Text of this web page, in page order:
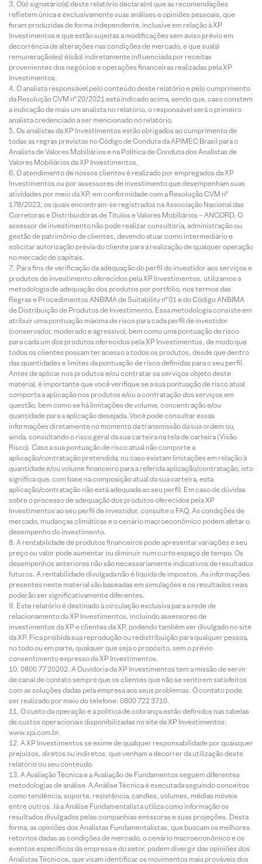
O(s) signatário(s) deste relatório declara(m) que as recomendações
refletem única e exclusivamente suas análises e opiniões pessoais, que
foram produzidas de forma independente, inclusive em relação à XP
Investimentos e que estão sujeitas a modificações sem aviso prévio em
decorrência de alterações nas condições de mercado, e que sua(s)
remuneração(es) é(são) indiretamente influenciada por receitas
provenientes dos negócios e operações financeiras realizadas pela XP
Investimentos.
O analista responsável pelo conteúdo deste relatório e pelo cumprimento
da Resolução CVM nº 20/2021 está indicado acima, sendo que, caso constem
a indicação de mais um analista no relatório, o responsável será o primeiro
analista credenciado a ser mencionado no relatório.
Os analistas da XP Investimentos estão obrigados ao cumprimento de
todas as regras previstas no Código de Conduta da APIMEC Brasil para o
Analista de Valores Mobiliários e na Política de Conduta dos Analistas de
Valores Mobiliários da XP Investimentos.
O atendimento de nossos clientes é realizado por empregados da XP
Investimentos ou por assessores de investimento que desempenham suas
atividades por meio da XP, em conformidade com a Resolução CVM nº
178/2023, os quais encontram-se registrados na Associação Nacional das
Corretoras e Distribuidoras de Títulos e Valores Mobiliários – ANCORD. O
assessor de investimento não pode realizar consultoria, administração ou
gestão de patrimônio de clientes, devendo atuar como intermediário e
solicitar autorização prévia do cliente para a realização de qualquer operação
no mercado de capitais.
Para fins de verificação da adequação do perfil do investidor aos serviços e
produtos de investimento oferecidos pela XP Investimentos, utilizamos a
metodologia de adequação dos produtos por portfólio, nos termos das
Regras e Procedimentos ANBIMA de Suitability nº 01 e do Código ANBIMA
de Distribuição de Produtos de Investimento. Essa metodologia consiste em
atribuir uma pontuação máxima de risco para cada perfil de investidor
(conservador, moderado e agressivo), bem como uma pontuação de risco
para cada um dos produtos oferecidos pela XP Investimentos, de modo que
todos os clientes possam ter acesso a todos os produtos, desde que dentro
das quantidades e limites da pontuação de risco definidas para o seu perfil.
Antes de aplicar nos produtos e/ou contratar os serviços objeto deste
material, é importante que você verifique se a sua pontuação de risco atual
comporta a aplicação nos produtos e/ou a contratação dos serviços em
questão, bem como se há limitações de volume, concentração e/ou
quantidade para a aplicação desejada. Você pode consultar essas
informações diretamente no momento da transmissão da sua ordem ou,
ainda, consultando o risco geral da sua carteira na tela de carteira (Visão
Risco). Caso a sua pontuação de risco atual não comporte a
aplicação/contratação pretendida, ou caso existam limitações em relação à
quantidade e/ou volume financeiro para a referida aplicação/contratação, isto
significa que, com base na composição atual da sua carteira, esta
aplicação/contratação não está adequada ao seu perfil. Em caso de dúvidas
sobre o processo de adequação dos produtos oferecidos pela XP
Investimentos ao seu perfil de investidor, consulte o FAQ. As condições de
mercado, mudanças climáticas e o cenário macroeconômico podem afetar o
desempenho do investimento.
A rentabilidade de produtos financeiros pode apresentar variações e seu
preço ou valor pode aumentar ou diminuir num curto espaço de tempo. Os
desempenhos anteriores não são necessariamente indicativos de resultados
futuros. A rentabilidade divulgada não é líquida de impostos. As informações
presentes neste material são baseadas em simulações e os resultados reais
poderão ser significativamente diferentes.
Este relatório é destinado à circulação exclusiva para a rede de
relacionamento da XP Investimentos, incluindo assessores de
investimentos da XP e clientes da XP, podendo também ser divulgado no site
da XP. Fica proibida sua reprodução ou redistribuição para qualquer pessoa,
no todo ou em parte, qualquer que seja o propósito, sem o prévio
consentimento expresso da XP Investimentos.
0800 77 20202. A Ouvidoria da XP Investimentos tem a missão de servir
de canal de contato sempre que os clientes que não se sentirem satisfeitos
com as soluções dadas pela empresa aos seus problemas. O contato pode
ser realizado por meio do telefone: 0800 722 3710.
O custo da operação e a política de cobrança estão definidos nas tabelas
de custos operacionais disponibilizadas no site da XP Investimentos:
www.xpi.com.br.
A XP Investimentos se exime de qualquer responsabilidade por quaisquer
prejuízos, diretos ou indiretos, que venham a decorrer da utilização deste
relatório ou seu conteúdo.
A Avaliação Técnica e a Avaliação de Fundamentos seguem diferentes
metodologias de análise. A Análise Técnica é executada seguindo conceitos
como tendência, suporte, resistência, candles, volumes, médias móveis
entre outros. Já a Análise Fundamentalista utiliza como informação os
resultados divulgados pelas companhias emissoras e suas projeções. Desta
forma, as opiniões dos Analistas Fundamentalistas, que buscam os melhores
retornos dadas as condições de mercado, o cenário macroeconômico e os
eventos específicos da empresa e do setor, podem divergir das opiniões dos
Analistas Técnicos, que visam identificar os movimentos mais prováveis dos